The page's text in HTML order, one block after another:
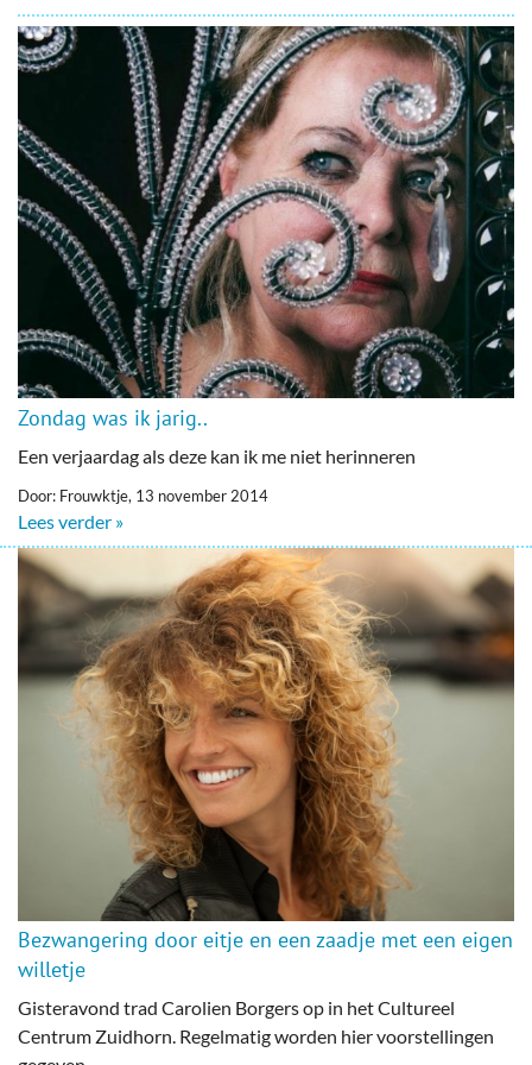
Zondag was ik jarig..
Een verjaardag als deze kan ik me niet herinneren
Door: Frouwktje, 13 november 2014
Lees verder »
Bezwangering door eitje en een zaadje met een eigen
willetje
Gisteravond trad Carolien Borgers op in het Cultureel
Centrum Zuidhorn. Regelmatig worden hier voorstellingen